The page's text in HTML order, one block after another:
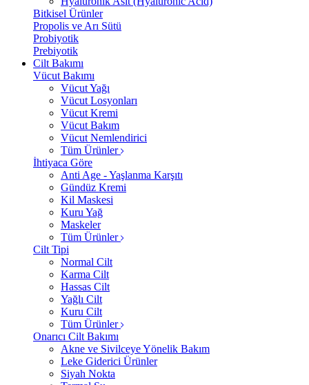
Bitkisel Ürünler
Propolis ve Arı Sütü
Probiyotik
Prebiyotik
Cilt Bakımı
Vücut Bakımı
Vücut Yağı
Vücut Losyonları
Vücut Kremi
Vücut Bakım
Vücut Nemlendirici
Tüm Ürünler
İhtiyaca Göre
Anti Age - Yaşlanma Karşıtı
Gündüz Kremi
Kil Maskesi
Kuru Yağ
Maskeler
Tüm Ürünler
Cilt Tipi
Normal Cilt
Karma Cilt
Hassas Cilt
Yağlı Cilt
Kuru Cilt
Tüm Ürünler
Onarıcı Cilt Bakımı
Akne ve Sivilceye Yönelik Bakım
Leke Giderici Ürünler
Siyah Nokta